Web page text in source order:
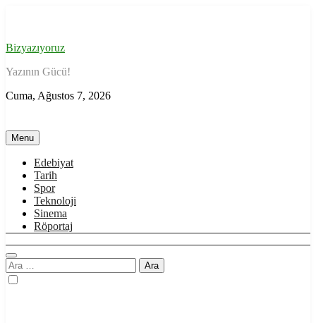
Bizyazıyoruz
Yazının Gücü!
Cuma, Ağustos 7, 2026
Menu
Edebiyat
Tarih
Spor
Teknoloji
Sinema
Röportaj
Arama: